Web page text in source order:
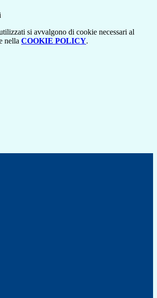
si avvalgono di cookie necessari al
nella COOKIE POLICY.